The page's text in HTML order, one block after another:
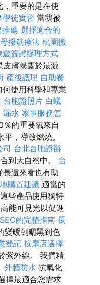
，重要的是在使
學徒實習 當我被
推薦 選擇適合的
撥筋療法 桃園搬
遊簽證辦理方式
皮膚暴露於最激
產後護理 自助餐
何使用科學和專業
台胞證照片 白蟻
漏水 家事服務怎
％的重要氧來自
，導致燃燒。
司 台北台胞證辦
到大自然中。 台
長遠來看也有助
購置建議 適當的
這些產品使用獨特
能可見光以促進
的完整指南 長
變暖到曬黑到色
登記 按摩店選擇
紫外線。 我們精
外牆防水 抗氧化
擇最適合您需求